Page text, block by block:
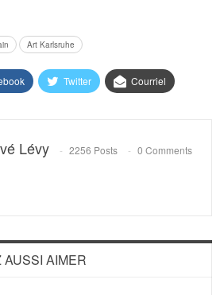
Art Karlsruhe
Twitter Courriel
Lévy 2256 Posts 0 Comments
AIMER